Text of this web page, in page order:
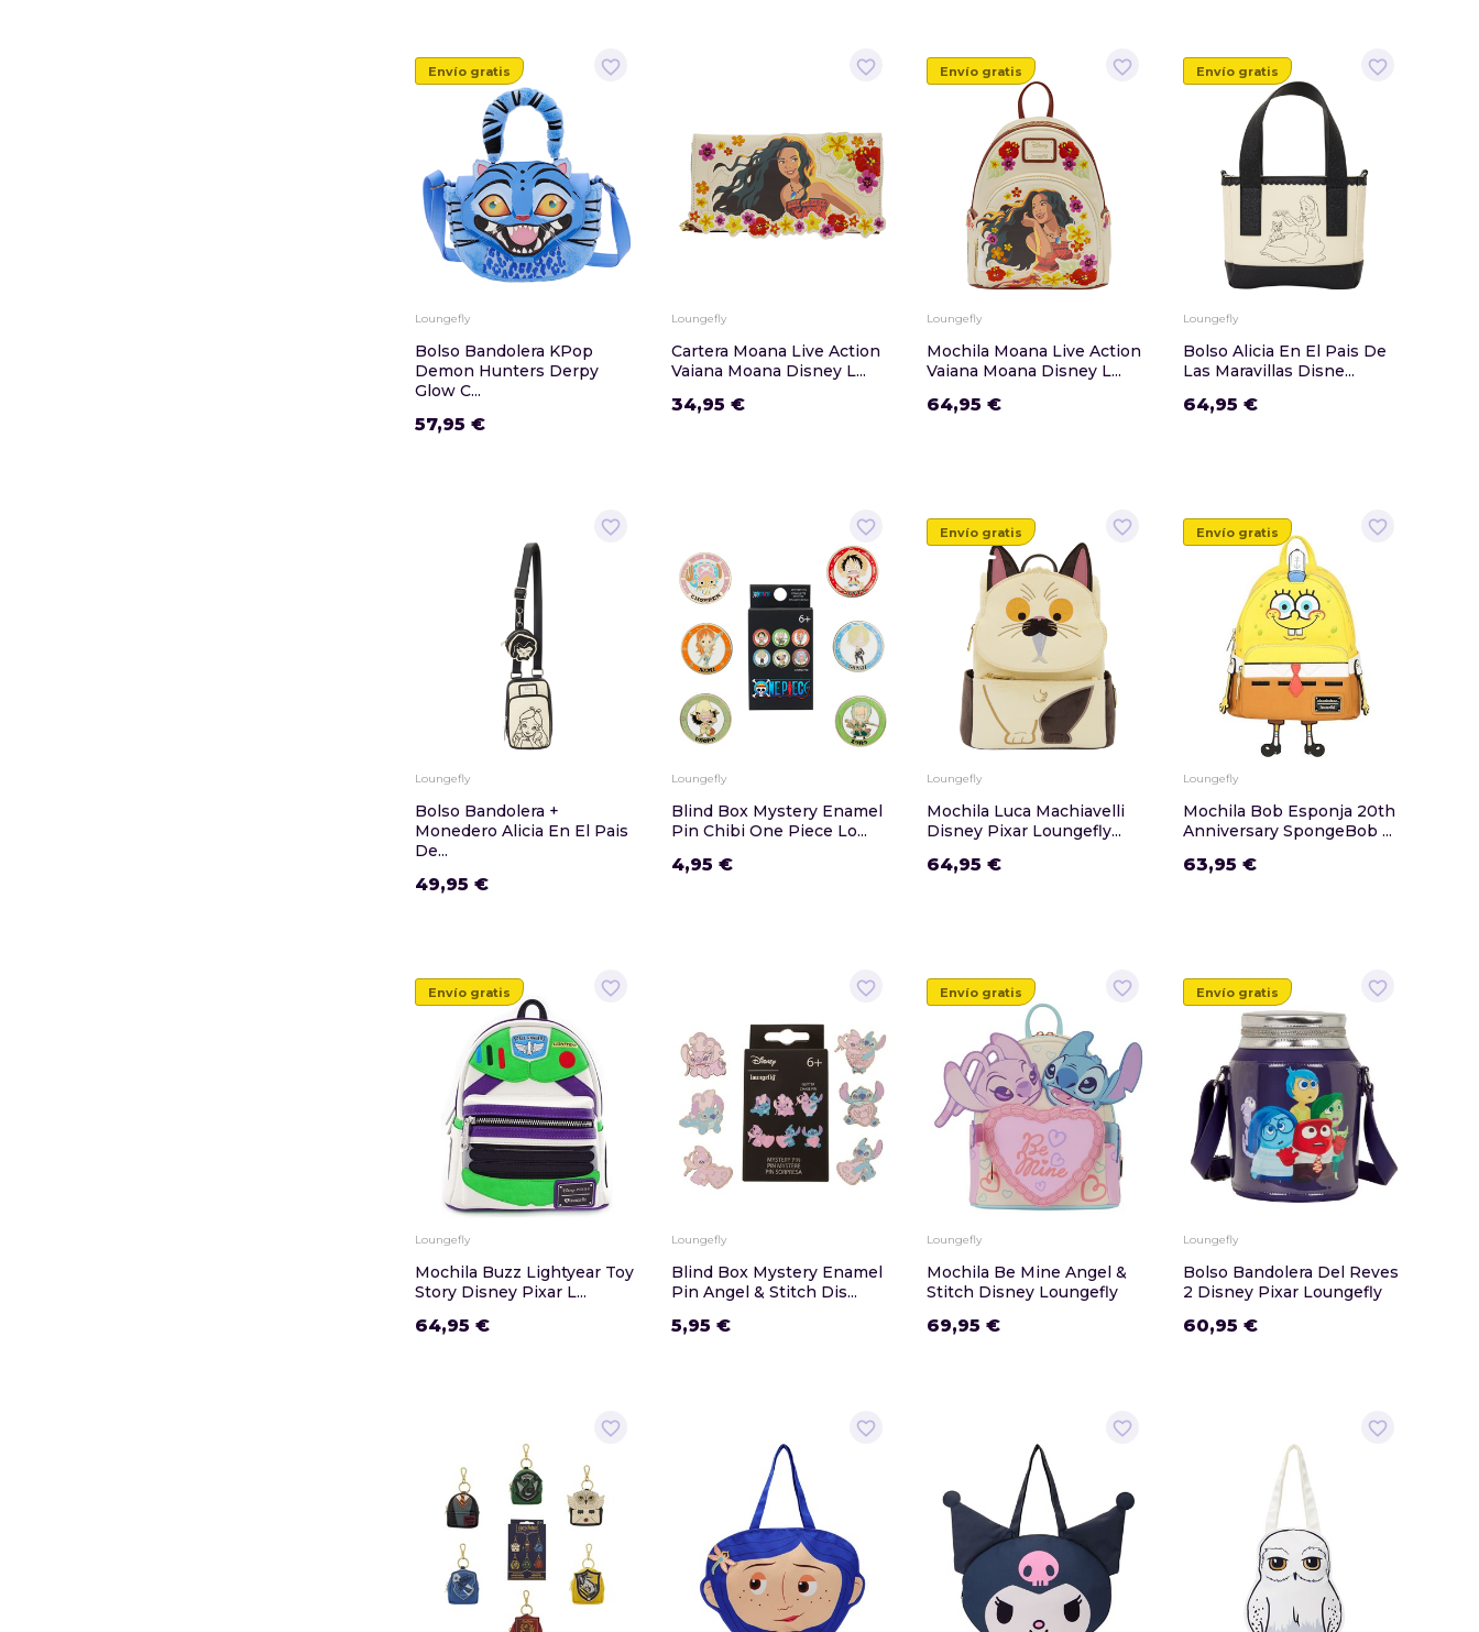
favorite_border
Envío gratis
Loungefly
Bolso Bandolera KPop
Demon Hunters Derpy
Glow C...
57,95 €
favorite_border
Loungefly
Cartera Moana Live Action
Vaiana Moana Disney L...
34,95 €
favorite_border
Envío gratis
Loungefly
Mochila Moana Live Action
Vaiana Moana Disney L...
64,95 €
favorite_border
Envío gratis
Loungefly
Bolso Alicia En El Pais De
Las Maravillas Disne...
64,95 €
favorite_border
Loungefly
Bolso Bandolera +
Monedero Alicia En El Pais
De...
49,95 €
favorite_border
Loungefly
Blind Box Mystery Enamel
Pin Chibi One Piece Lo...
4,95 €
favorite_border
Envío gratis
Loungefly
Mochila Luca Machiavelli
Disney Pixar Loungefly...
64,95 €
favorite_border
Envío gratis
Loungefly
Mochila Bob Esponja 20th
Anniversary SpongeBob ...
63,95 €
favorite_border
Envío gratis
Loungefly
Mochila Buzz Lightyear Toy
Story Disney Pixar L...
64,95 €
favorite_border
Loungefly
Blind Box Mystery Enamel
Pin Angel & Stitch Dis...
5,95 €
favorite_border
Envío gratis
Loungefly
Mochila Be Mine Angel &
Stitch Disney Loungefly
69,95 €
favorite_border
Envío gratis
Loungefly
Bolso Bandolera Del Reves
2 Disney Pixar Loungefly
60,95 €
favorite_border favorite_border favorite_border favorite_border